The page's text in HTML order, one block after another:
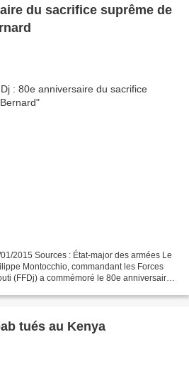
du sacrifice suprême de
2015 Sources : État-major des armées Le
Montocchio, commandant les Forces
(FFDj) a commémoré le 80e anniversaire
tués au Kenya